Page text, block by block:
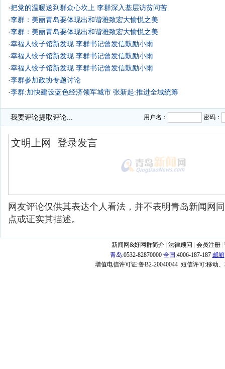
·把党的温暖送到群众心坎上 李群深入基层访贫问苦
·李群：美丽青岛要体现出和谐雅致宏大愉悦之美
·李群：美丽青岛要体现出和谐雅致宏大愉悦之美
·幸福人饺子馆新发现 李群书记曾发信鼓励小雨
·幸福人饺子馆新发现 李群书记曾发信鼓励小雨
·幸福人饺子馆新发现 李群书记曾发信鼓励小雨
·李群参加政协专题讨论
·李群:加快建设蓝色经济领军城市 张新起:推进全域统筹
我要评论提取评论... 用户名： 密码：
网友评论仅供其表达个人看法，并不表明青岛新闻网
点或证实其描述。